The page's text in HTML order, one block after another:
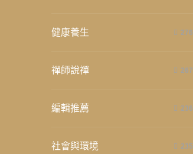
健康養生 276
禪師說禪 267
編輯推薦 236
社會與環境 235